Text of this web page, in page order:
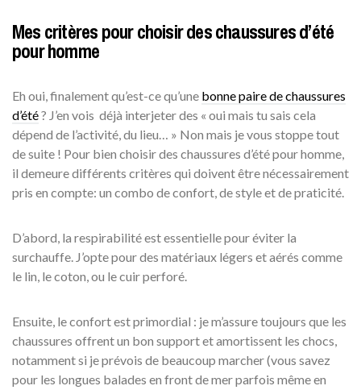
Mes critères pour choisir des chaussures d’été
pour homme
Eh oui, finalement qu’est-ce qu’une bonne paire de chaussures
d’été? J’en vois déjà interjeter des « oui mais tu sais cela
dépend de l’activité, du lieu… » Non mais je vous stoppe tout
de suite ! Pour bien choisir des chaussures d’été pour homme,
il demeure différents critères qui doivent être nécessairement
pris en compte: un combo de confort, de style et de praticité.
D’abord, la respirabilité est essentielle pour éviter la
surchauffe. J’opte pour des matériaux légers et aérés comme
le lin, le coton, ou le cuir perforé.
Ensuite, le confort est primordial : je m’assure toujours que les
chaussures offrent un bon support et amortissent les chocs,
notamment si je prévois de beaucoup marcher (vous savez
pour les longues balades en front de mer parfois même en